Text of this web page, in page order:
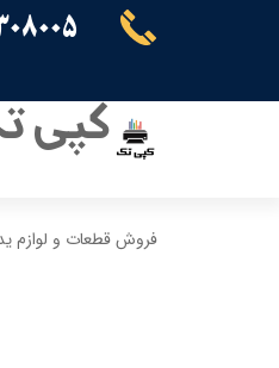
88300740
کپی
فروش قطعات و لوازم